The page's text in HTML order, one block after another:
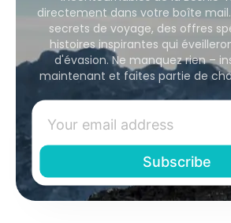
directement dans votre boîte
secrets de voyage, des offres
histoires inspirantes qui
d'évasion. Ne manquez rien –
maintenant et faites partie de